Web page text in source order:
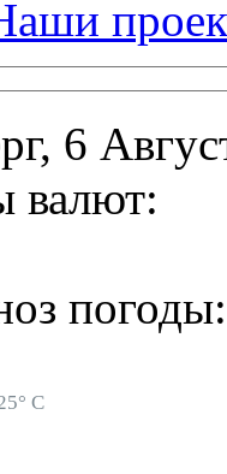
6
валют:
погоды:
C